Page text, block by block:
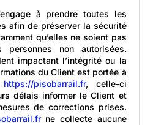
à prendre toutes les
afin de préserver la sécurité
qu’elles ne soient pas
personnes non autorisées.
impactant l’intégrité ou la
du Client est portée à
https://pisobarrail.fr, celle-ci
délais informer le Client et
de corrections prises.
ne collecte aucune